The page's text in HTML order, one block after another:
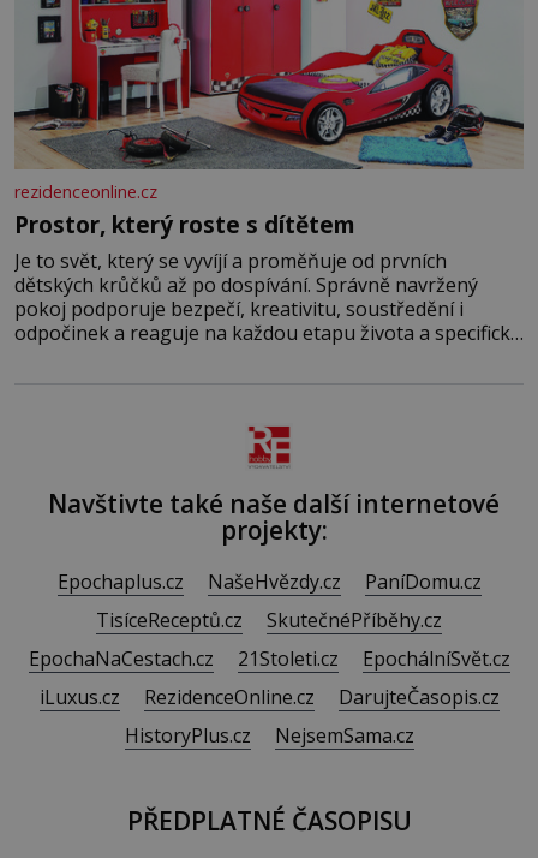
rezidenceonline.cz
Prostor, který roste s dítětem
Je to svět, který se vyvíjí a proměňuje od prvních
dětských krůčků až po dospívání. Správně navržený
pokoj podporuje bezpečí, kreativitu, soustředění i
odpočinek a reaguje na každou etapu života a specifické
Navštivte také naše další internetové
projekty:
Epochaplus.cz NašeHvězdy.cz
PaníDomu.cz
TisíceReceptů.cz
SkutečnéPříběhy.cz
EpochaNaCestach.cz
21Stoleti.cz
EpochálníSvět.cz
iLuxus.cz
RezidenceOnline.cz
DarujteČasopis.cz
HistoryPlus.cz
NejsemSama.cz
PŘEDPLATNÉ ČASOPISU